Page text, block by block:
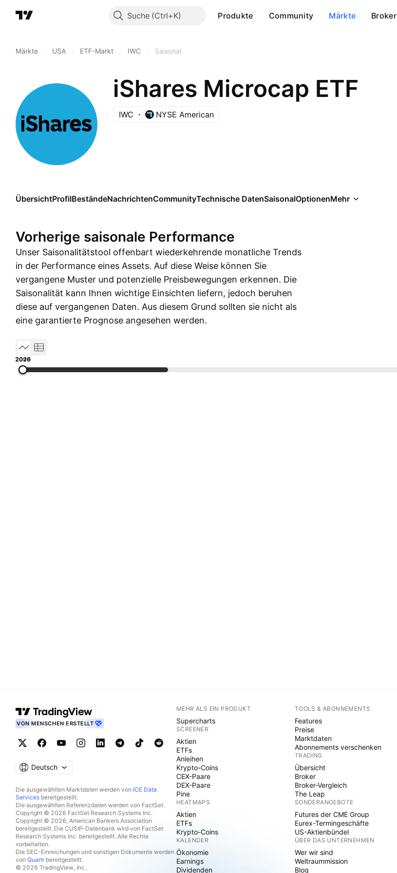
Suche Produkte Community Märkte Broker
Märkte USA ETF-Markt IWC Saisonal
iShares Microcap ETF
IWC NYSE American
ÜbersichtProfilBeständeNachrichtenCommunityTechnische DatenSaisonalOptionenMehr
Vorherige saisonale Performance
Unser Saisonalitätstool offenbart wiederkehrende monatliche Trends
in der Performance eines Assets. Auf diese Weise können Sie
vergangene Muster und potenzielle Preisbewegungen erkennen. Die
Saisonalität kann Ihnen wichtige Einsichten liefern, jedoch beruhen
diese auf vergangenen Daten. Aus diesem Grund sollten sie nicht als
eine garantierte Prognose angesehen werden.
2005
2010
2015
2020
2026
VON MENSCHEN ERSTELLT
Deutsch
Die ausgewählten Marktdaten werden von ICE Data
Services bereitgestellt.
Die ausgewählten Referenzdaten werden von FactSet.
Copyright © 2026 FactSet Research Systems Inc.
Copyright © 2026, American Bankers Association
bereitgestellt. Die CUSIP-Datenbank wird von FactSet
Research Systems Inc. bereitgestellt. Alle Rechte
vorbehalten.
Die SEC-Einreichungen und sonstigen Dokumente werden
von Quartrbereitgestellt.
© 2026 TradingView, Inc.
MEHR ALS EIN PRODUKT
Supercharts
SCREENER
Aktien
ETFs
Anleihen
Krypto-Coins
CEX-Paare
DEX-Paare
Pine
HEATMAPS
Aktien
ETFs
Krypto-Coins
KALENDER
Ökonomie
Earnings
Dividenden
TOOLS & ABONNEMENTS
Features
Preise
Marktdaten
Abonnements verschenken
TRADING
Übersicht
Broker
Broker-Vergleich
The Leap
SONDERANGEBOTE
Futures der CME Group
Eurex-Termingeschäfte
US-Aktienbündel
ÜBER DAS UNTERNEHMEN
Wer wir sind
Weltraummission
Blog